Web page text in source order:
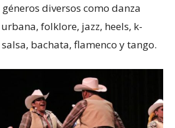
diversos como danza
folklore, jazz, heels, k-
bachata, flamenco y tango.